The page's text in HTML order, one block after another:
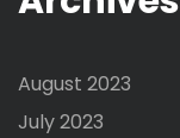
August 2023
July 2023